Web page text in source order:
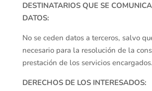
DESTINATARIOS QUE SE
DATOS:
No se ceden datos a terceros, salvo
necesario para la resolución de la
prestación de los servicios encargados.
DERECHOS DE LOS INTERESADOS: